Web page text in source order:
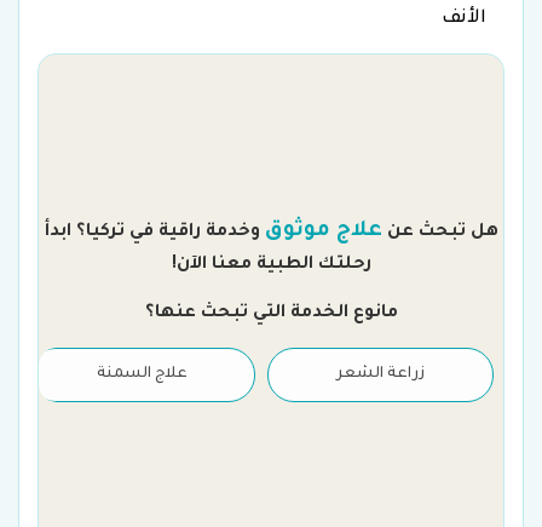
الأنف
هل تبحث عن علاج موثوق وخدمة راقية في تركيا؟ ابدأ
رحلتك الطبية معنا الآن!
مانوع الخدمة التي تبحث عنها؟
زراعة الشعر علاج السمنة